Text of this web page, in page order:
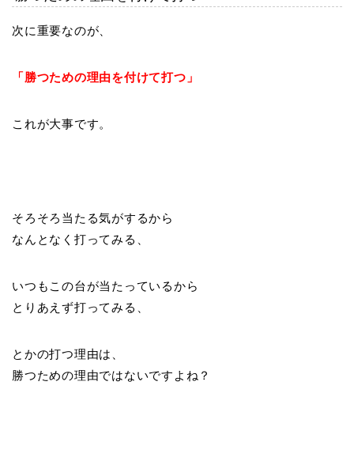
次に重要なのが、
「勝つための理由を付けて打つ」
これが大事です。
そろそろ当たる気がするから
なんとなく打ってみる、
いつもこの台が当たっているから
とりあえず打ってみる、
とかの打つ理由は、
勝つための理由ではないですよね？